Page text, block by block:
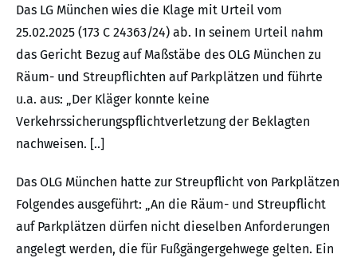
Das LG München wies die Klage mit Urteil vom
25.02.2025 (173 C 24363/24) ab. In seinem Urteil nahm
das Gericht Bezug auf Maßstäbe des OLG München zu
Räum- und Streupflichten auf Parkplätzen und führte
u.a. aus: „Der Kläger konnte keine
Verkehrssicherungspflichtverletzung der Beklagten
nachweisen. [..]
Das OLG München hatte zur Streupflicht von Parkplätzen
Folgendes ausgeführt: „An die Räum- und Streupflicht
auf Parkplätzen dürfen nicht dieselben Anforderungen
angelegt werden, die für Fußgängergehwege gelten. Ein